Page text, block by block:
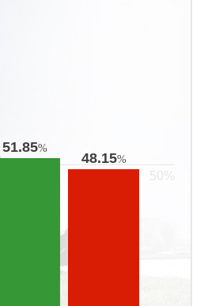
51.85%
48.15%